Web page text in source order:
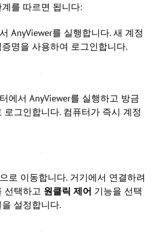
를 따르면 됩니다:
AnyViewer를 실행합니다. 새 계정
명을 사용하여 로그인합니다.
에서 AnyViewer를 실행하고 방금
로그인합니다. 컴퓨터가 즉시 계정
로 이동합니다. 거기에서 연결하려
선택하고 원클릭 제어 기능을 선택
설정합니다.